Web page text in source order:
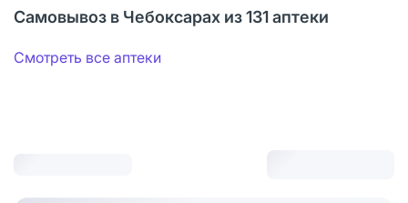
Самовывоз в Чебоксарах из 131 аптеки
Смотреть все аптеки